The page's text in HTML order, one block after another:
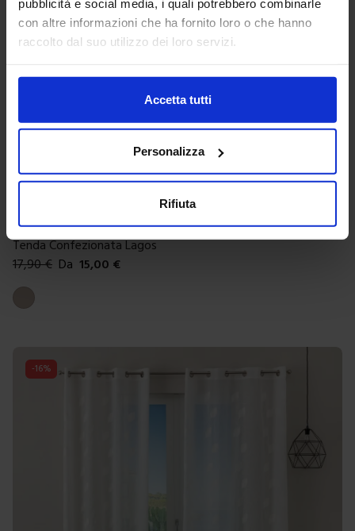
pubblicità e social media, i quali potrebbero combinarle
con altre informazioni che ha fornito loro o che hanno
raccolto dal suo utilizzo dei loro servizi.
Accetta tutti
Personalizza
Rifiuta
Linea oro
Tenda Confezionata Lagos
17,90€ Da 15,00 €
Colori disponibili
Tortora
-16%